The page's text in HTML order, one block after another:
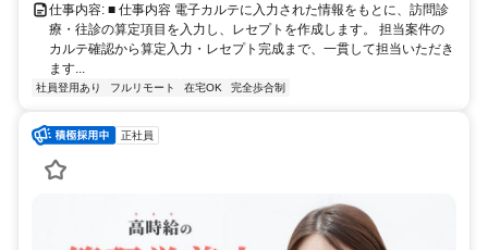
仕事内容: ■ 仕事内容 電子カルテに入力された情報をもとに、訪問診
療・往診の算定項目を入力し、レセプトを作成します。 担当案件の
カルテ確認から算定入力・レセプト完成まで、一貫して担当いただき
ます...
社員登用あり フルリモート 在宅OK 完全歩合制
正社員